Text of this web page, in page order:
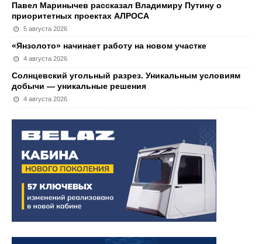
Павел Маринычев рассказал Владимиру Путину о
приоритетных проектах АЛРОСА
5 августа 2026
«Янзолото» начинает работу на новом участке
4 августа 2026
Солнцевский угольный разрез. Уникальным условиям
добычи — уникальные решения
4 августа 2026